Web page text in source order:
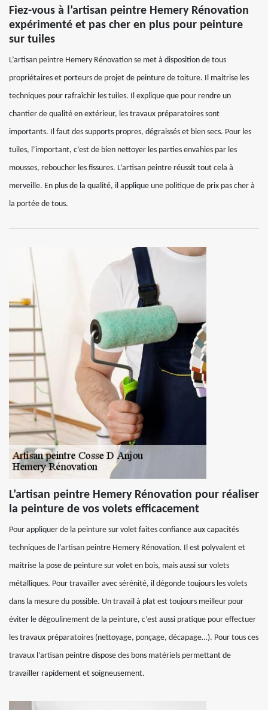
Fiez-vous à l’artisan peintre Hemery Rénovation
expérimenté et pas cher en plus pour peinture
sur tuiles
L’artisan peintre Hemery Rénovation se met à disposition de tous
propriétaires et porteurs de projet de peinture de toiture. Il maitrise les
techniques pour rafraîchir les tuiles. Il explique que pour rendre un
chantier de qualité en extérieur, les travaux préparatoires sont
importants. Il faut des supports propres, dégraissés et bien secs. Pour les
tuiles, l’important, c’est de bien nettoyer les parties envahies par les
mousses, reboucher les fissures. L’artisan peintre réussit tout cela à
merveille. En plus de la qualité, il applique une politique de prix pas cher à
la portée de tous.
L’artisan peintre Hemery Rénovation pour réaliser
la peinture de vos volets efficacement
Pour appliquer de la peinture sur volet faites confiance aux capacités
techniques de l’artisan peintre Hemery Rénovation. Il est polyvalent et
maitrise la pose de peinture sur volet en bois, mais aussi sur volets
métalliques. Pour travailler avec sérénité, il dégonde toujours les volets
dans la mesure du possible. Un travail à plat est toujours meilleur pour
éviter le dégoulinement de la peinture, c’est aussi pratique pour effectuer
les travaux préparatoires (nettoyage, ponçage, décapage…). Pour tous ces
travaux l’artisan peintre dispose des bons matériels permettant de
travailler rapidement et soigneusement.